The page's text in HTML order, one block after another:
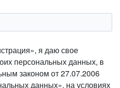
я даю свое
персональных данных, в
законом от 27.07.2006
данных», на условиях